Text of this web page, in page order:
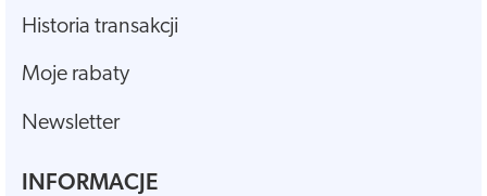
Historia transakcji
Moje rabaty
Newsletter
INFORMACJE